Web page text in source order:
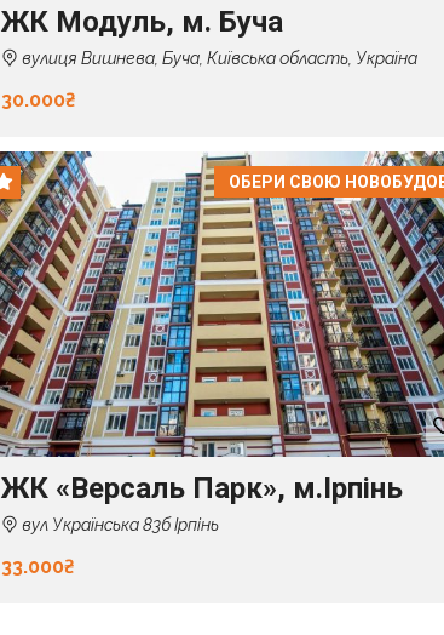
ЖК Модуль, м. Буча
вулиця Вишнева, Буча, Київська область, Україна
30.000₴
ОБЕРИ СВОЮ
ЖК «Версаль Парк», м.Ірпінь
вул Українська 83б Ірпінь
33.000₴